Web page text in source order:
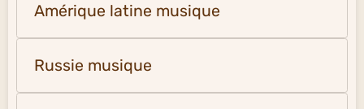
Amérique latine musique
Russie musique